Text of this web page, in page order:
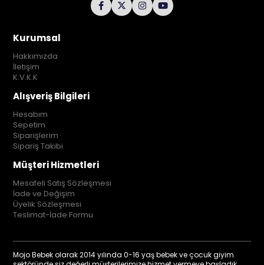
Kurumsal
Hakkımızda
İletişim
K.V.K.K
Alışveriş Bilgileri
Hesabım
Sepetim
Siparişlerim
Sipariş Takibi
Müşteri Hizmetleri
Mesafeli Satış Sözleşmesi
İade ve Değişim
Üyelik Sözleşmesi
Teslimat-İade Formu
Mojo Bebek olarak 2014 yılında 0-16 yaş bebek ve çocuk giyim